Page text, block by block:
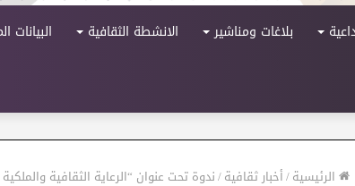
بلاغات ومناشير الانشطة الثقافية البيانات
الرئيسية/أخبار ثقافية/ندوة تحت عنوان “الرعاية الثقافية